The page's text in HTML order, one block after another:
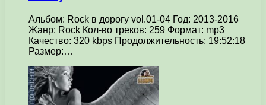
Альбом: Rock в дорогу vol.01-04 Год: 2013-2016
Жанр: Rock Кол-во треков: 259 Формат: mp3
Качество: 320 kbps Продолжительность: 19:52:18
Размер:…